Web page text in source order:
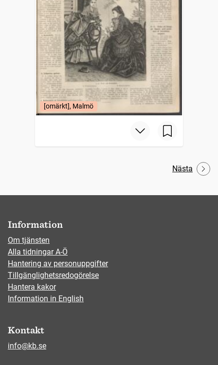
[omärkt], Malmö
Nästa
Information
Om tjänsten
Alla tidningar A-Ö
Hantering av personuppgifter
Tillgänglighetsredogörelse
Hantera kakor
Information in English
Kontakt
info@kb.se